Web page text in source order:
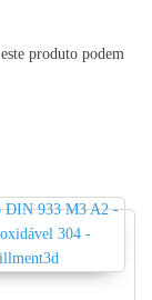
produto podem